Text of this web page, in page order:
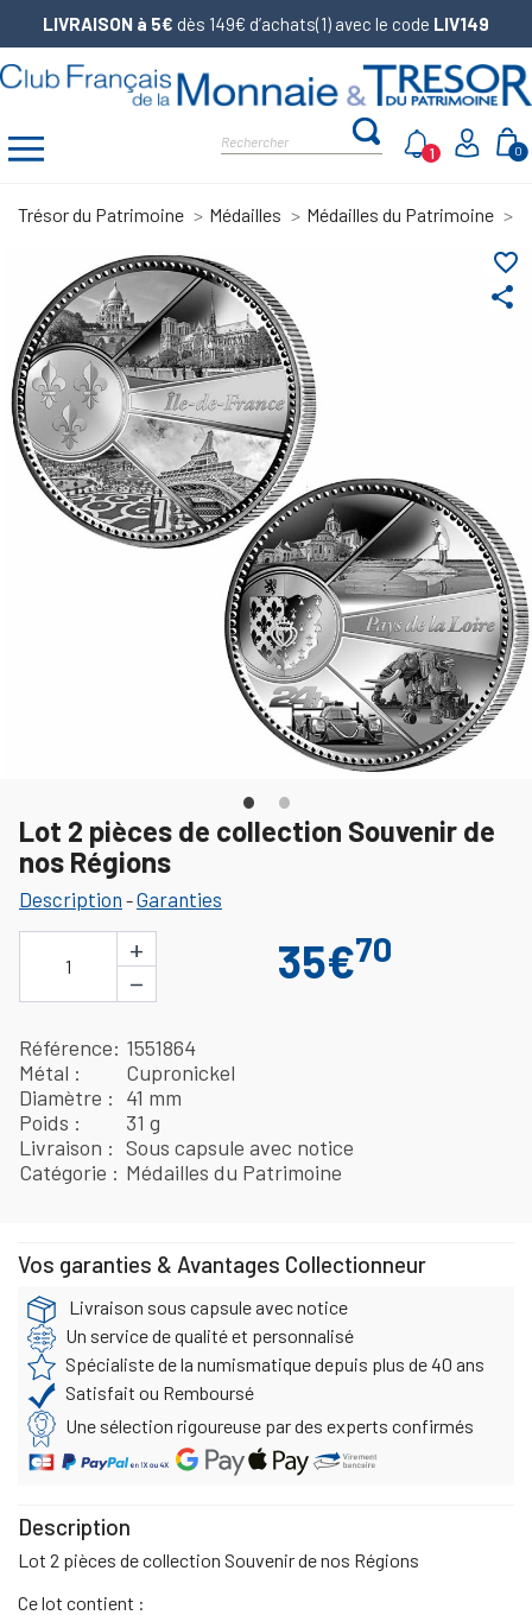
LIVRAISON à 5€ dès 149€ d’achats(1) avec le code LIV149
0
1
Trésor du Patrimoine Médailles Médailles du Patrimoine
share
favorite_border
Lot 2 pièces de collection Souvenir de
nos Régions
Description -Garanties
1
+
−
35€70
Référence 1551864
Métal
Cupronickel
Diamètre
41 mm
Poids
31 g
Livraison
Sous capsule avec notice
Catégorie
Médailles du Patrimoine
Vos garanties & Avantages Collectionneur
Livraison sous capsule avec notice
Un service de qualité et personnalisé
Spécialiste de la numismatique depuis plus de 40 ans
Satisfait ou Remboursé
Une sélection rigoureuse par des experts confirmés
Description
Lot 2 pièces de collection Souvenir de nos Régions
Ce lot contient :